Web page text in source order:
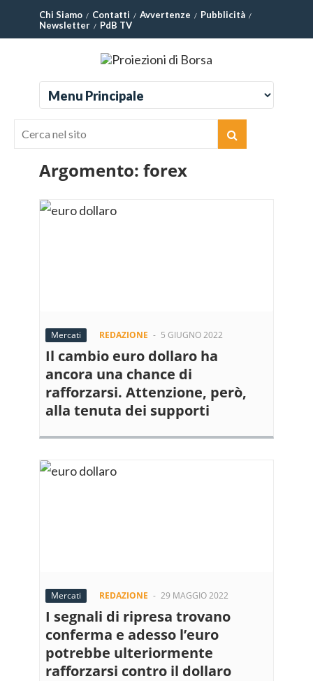
Chi Siamo Contatti Avvertenze
Pubblicità
Newsletter
PdB TV
Argomento: forex
Mercati REDAZIONE - 5 GIUGNO 2022
Il cambio euro dollaro ha
ancora una chance di
rafforzarsi. Attenzione, però,
alla tenuta dei supporti
Mercati REDAZIONE - 29 MAGGIO 2022
I segnali di ripresa trovano
conferma e adesso l’euro
potrebbe ulteriormente
rafforzarsi contro il dollaro